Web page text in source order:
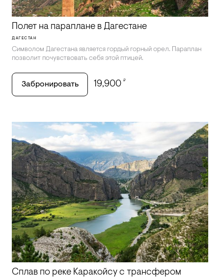
Полет на параплане в Дагестане
ДАГЕСТАН
Символом Дагестана является гордый горный орел. Параплан
позволит почувствовать себя этой птицей.
Забронировать 19,900 ₽
Сплав по реке Каракойсу с трансфером